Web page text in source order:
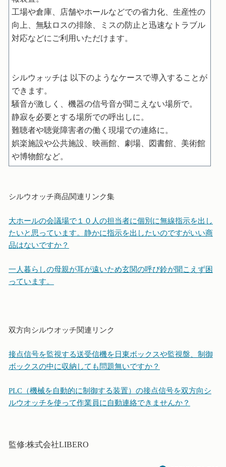
工場や倉庫、店舗やホールなどでの省力化、生産性の
向上、無駄ロスの排除、ミスの防止と迅速なトラブル
対応などにご利用いただけます。
シルウォッチは 以下のようなケースで導入することが
できます。
騒音が激しく、機器の信号音が聞こえない場所で。
静寂を必要とする場所での呼出しに。
難聴者や聴覚障害者の働く現場での連絡に。
娯楽施設や公共施設、映画館、劇場、図書館、美術館
や博物館など。
シルウオッチ商品関連リンク集
大ホールの会議場で１０人の担当者に個別に無線指示を出し
たいと思っています。静かに指示を出したいのですがいい商
品はないですか？
一人暮らしの母親が耳が遠いため玄関の呼び鈴が聞こえず困
っています。
双方向シルウオッチ関連リンク
接点信号を監視する送受信機を日東ボックスや監視盤、制御
ボックスの中に収納しても問題無いですか？
PLC（機械を自動的に制御する装置）の接点信号を双方向シ
ルウオッチを使って作業員に自動連絡できませんか？
監修:株式会社LIBERO